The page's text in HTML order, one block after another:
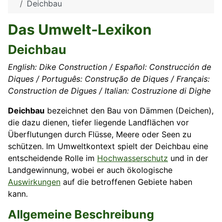
Deichbau
Das Umwelt-Lexikon
Deichbau
English: Dike Construction / Español: Construcción de
Diques / Português: Construção de Diques / Français:
Construction de Digues / Italian: Costruzione di Dighe
Deichbau bezeichnet den Bau von Dämmen (Deichen),
die dazu dienen, tiefer liegende Landflächen vor
Überflutungen durch Flüsse, Meere oder Seen zu
schützen. Im Umweltkontext spielt der Deichbau eine
entscheidende Rolle im Hochwasserschutz und in der
Landgewinnung, wobei er auch ökologische
Auswirkungen auf die betroffenen Gebiete haben
kann.
Allgemeine Beschreibung